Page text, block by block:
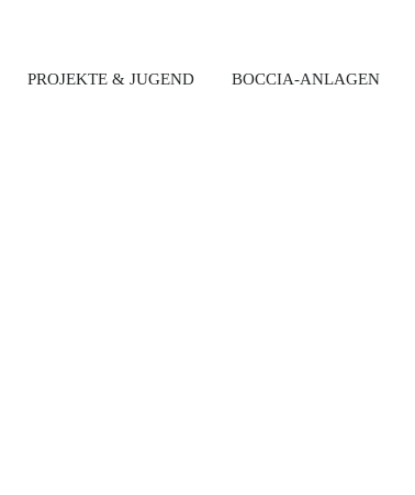
PROJEKTE & JUGEND BOCCIA-ANLAGEN